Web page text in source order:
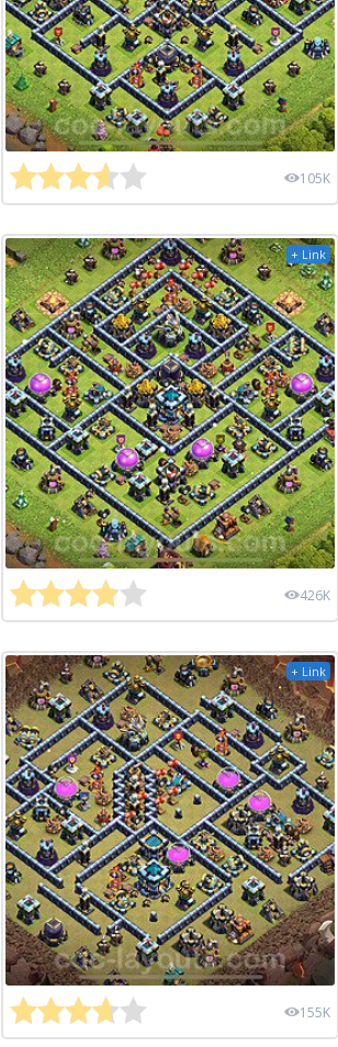
105K
+ Link
426K
+ Link
155K